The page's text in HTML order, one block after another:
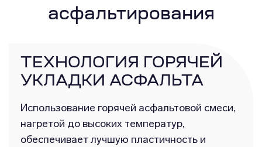
асфальтирования
ТЕХНОЛОГИЯ ГОРЯЧЕЙ
УКЛАДКИ АСФАЛЬТА
Использование горячей асфальтовой смеси,
нагретой до высоких температур,
обеспечивает лучшую пластичность и